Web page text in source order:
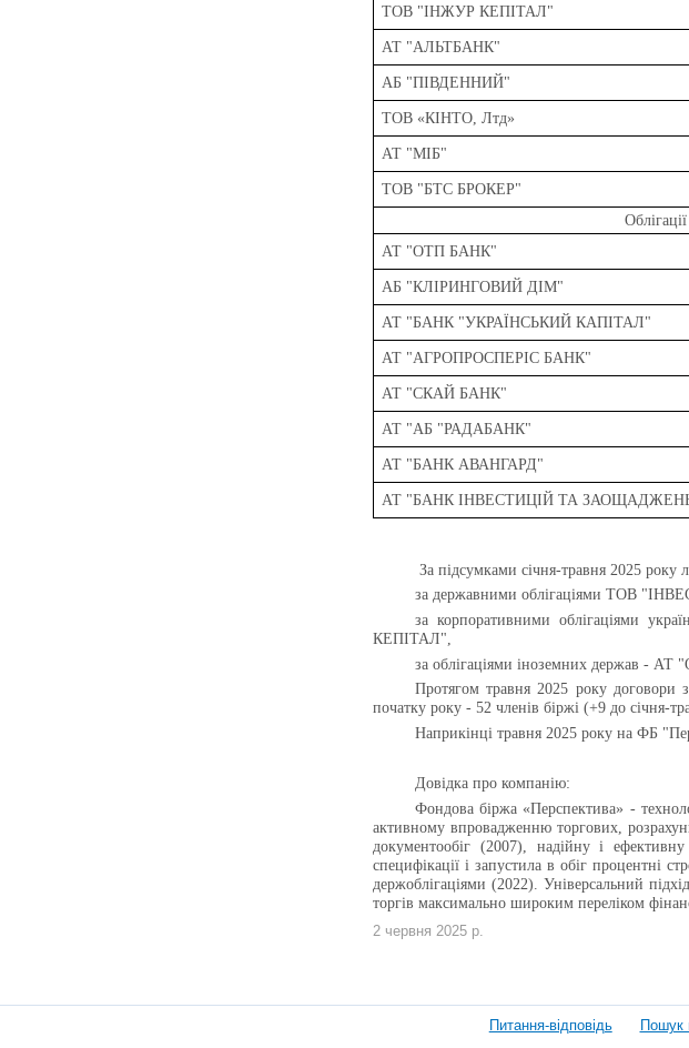
ТОВ "ІНЖУР КЕПІТАЛ"
АТ "АЛЬТБАНК"
АБ "ПІВДЕННИЙ"
ТОВ «КІНТО, Лтд»
АТ "МІБ"
ТОВ "БТС БРОКЕР"
АТ "ОТП БАНК"
АБ "КЛІРИНГОВИЙ ДІМ"
АТ "БАНК "УКРАЇНСЬКИЙ КАПІТАЛ"
АТ "АГРОПРОСПЕРІС БАНК"
АТ "СКАЙ БАНК"
АТ "АБ "РАДАБАНК"
АТ "БАНК АВАНГАРД"
АТ "БАНК ІНВЕСТИЦІЙ ТА
За підсумками січня-травня 2025 року
за державними облігаціями ТОВ
за корпоративними облігаціями
КЕПІТАЛ",
за облігаціями іноземних
Протягом травня 2025 року
початку року - 52 членів біржі (+9 до січня-
Наприкінці травня 2025 року на ФБ
Довідка про компанію:
Фондова біржа «Перспектива» -
активному впровадженню торгових,
документообіг (2007), надійну і
специфікації і запустила в обіг процентні
держоблігаціями (2022). Універсальний
торгів максимально широким переліком
2 червня 2025 р.
Питання-відповідь Пошук